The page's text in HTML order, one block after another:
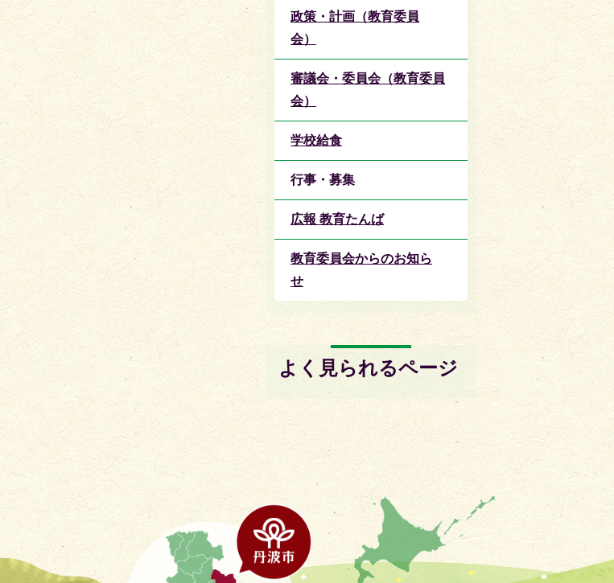
政策・計画（教育委員
会）
審議会・委員会（教育委員
会）
学校給食
行事・募集
広報 教育たんば
教育委員会からのお知ら
せ
よく見られるページ